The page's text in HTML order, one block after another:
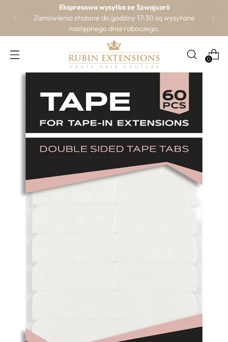
Warstwy łusek włosów są wyczuwalne pod
palcami – to wyraźnyznak czystości i wyjątkowej
jakościtych włosów.
0